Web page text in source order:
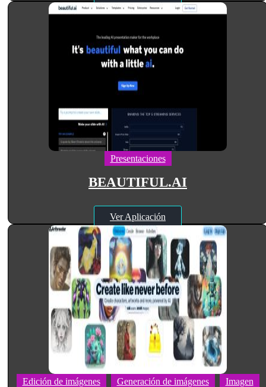
Presentaciones
BEAUTIFUL.AI
Ver Aplicación
Edición de imágenes Generación de imágenes Imagen